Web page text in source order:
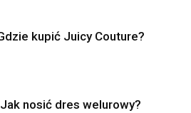
kupić Juicy Couture?
Jak nosić dres welurowy?